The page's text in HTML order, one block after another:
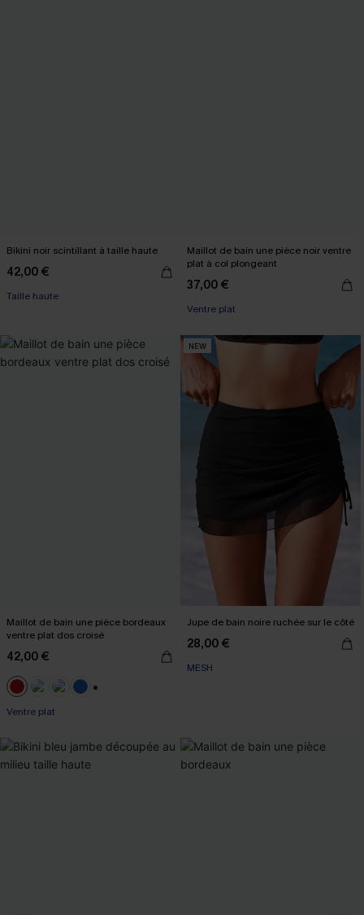
Bikini noir scintillant à taille haute
42,00 €
Taille haute
Maillot de bain une pièce noir ventre
plat à col plongeant
37,00 €
Ventre plat
Maillot de bain une pièce bordeaux
ventre plat dos croisé
42,00 €
Ventre plat
NEW
Jupe de bain noire ruchée sur le côté
28,00 €
MESH